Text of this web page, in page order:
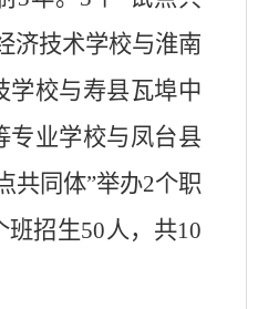
济技术学校与淮南
学校与寿县瓦埠中
专业学校与凤台县
共同体”举办2个职
班招生50人，共10